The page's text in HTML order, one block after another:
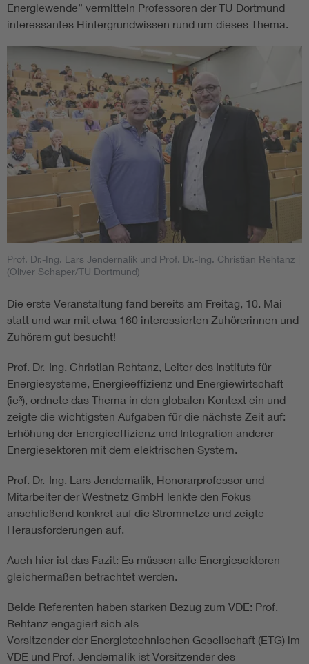
Energiewende” vermitteln Professoren der TU Dortmund
interessantes Hintergrundwissen rund um dieses Thema.
Prof. Dr.-Ing. Lars Jendernalik und Prof. Dr.-Ing. Christian Rehtanz |
(Oliver Schaper/TU Dortmund)
Die erste Veranstaltung fand bereits am Freitag, 10. Mai
statt und war mit etwa 160 interessierten Zuhörerinnen und
Zuhörern gut besucht!
Prof. Dr.-Ing. Christian Rehtanz, Leiter des Instituts für
Energiesysteme, Energieeffizienz und Energiewirtschaft
(ie³), ordnete das Thema in den globalen Kontext ein und
zeigte die wichtigsten Aufgaben für die nächste Zeit auf:
Erhöhung der Energieeffizienz und Integration anderer
Energiesektoren mit dem elektrischen System.
Prof. Dr.-Ing. Lars Jendernalik, Honorarprofessor und
Mitarbeiter der Westnetz GmbH lenkte den Fokus
anschließend konkret auf die Stromnetze und zeigte
Herausforderungen auf.
Auch hier ist das Fazit: Es müssen alle Energiesektoren
gleichermaßen betrachtet werden.
Beide Referenten haben starken Bezug zum VDE: Prof.
Rehtanz engagiert sich als
Vorsitzender der Energietechnischen Gesellschaft (ETG) im
VDE und Prof. Jendernalik ist Vorsitzender des